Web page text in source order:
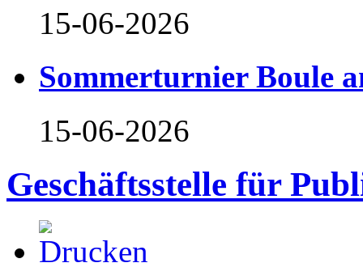
15-06-2026
Sommerturnier Boule
15-06-2026
Geschäftsstelle für